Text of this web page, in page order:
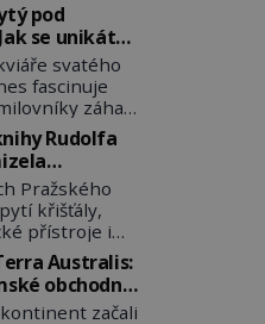
pod
se unikátní
dostal
Bečova?
svatého
fascinuje
záhad
Tato
století je
movitým
České
byl
1985 po
Rudolfa
knihovna
Pražského
křišťály,
přístroje i
Rudolf II.
vše, co
Australis:
obchodní
začali